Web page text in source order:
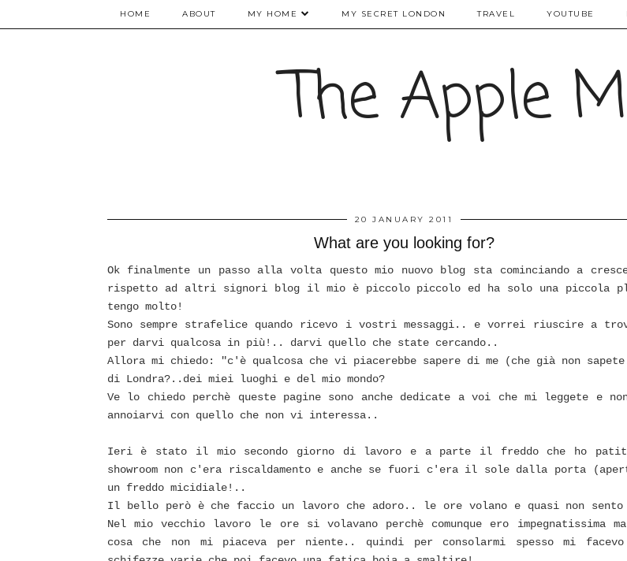
HOME ABOUT MY HOME MY SECRET LONDON TRAVEL YOUTUBE
The Apple
20 JANUARY 2011
What are you looking for?
Ok finalmente un passo alla volta questo mio nuovo blog sta cominciando a
rispetto ad altri signori blog il mio è piccolo piccolo ed ha solo una piccola
tengo molto!
Sono sempre strafelice quando ricevo i vostri messaggi.. e vorrei riuscire a
per darvi qualcosa in più!.. darvi quello che state cercando..
Allora mi chiedo: "c'è qualcosa che vi piacerebbe sapere di me (che già non
di Londra?..dei miei luoghi e del mio mondo?
Ve lo chiedo perchè queste pagine sono anche dedicate a voi che mi leggete e
annoiarvi con quello che non vi interessa..
Ieri è stato il mio secondo giorno di lavoro e a parte il freddo che ho
showroom non c'era riscaldamento e anche se fuori c'era il sole dalla porta
un freddo micidiale!..
Il bello però è che faccio un lavoro che adoro.. le ore volano e quasi non
Nel mio vecchio lavoro le ore si volavano perchè comunque ero impegnatissima
cosa che non mi piaceva per niente.. quindi per consolarmi spesso mi